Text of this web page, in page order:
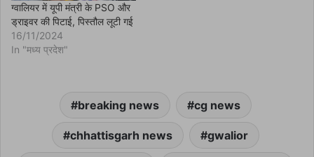
ग्वालियर में यूपी मंत्री के PSO और
ड्राइवर की पिटाई, पिस्तौल लूटी गई
16/11/2024
In "मध्य प्रदेश"
breaking news cg news
chhattisgarh news gwalior